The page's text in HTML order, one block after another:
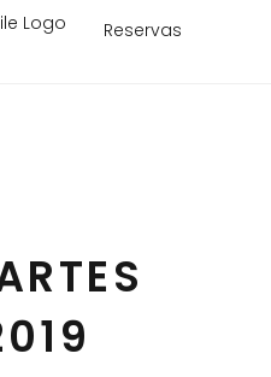
Reservas